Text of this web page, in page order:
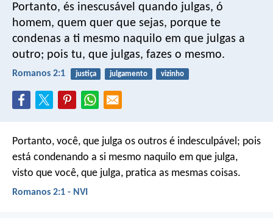
Portanto, és inescusável quando julgas, ó
homem, quem quer que sejas, porque te
condenas a ti mesmo naquilo em que julgas a
outro; pois tu, que julgas, fazes o mesmo.
Romanos 2:1 justiça julgamento vizinho
Portanto, você, que julga os outros é indesculpável; pois
está condenando a si mesmo naquilo em que julga,
visto que você, que julga, pratica as mesmas coisas.
Romanos 2:1 - NVI